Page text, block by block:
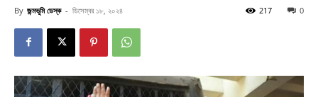
By জন্মভূমি ডেস্ক - ডিসেম্বর ১৮, ২০২৪ 0
217